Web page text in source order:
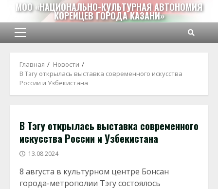
Перейти
содержимому
МОО «НАЦИОНАЛЬНО-КУЛЬТУРНАЯ АВТОНОМИЯ
КОРЕЙЦЕВ ГОРОДА КАЗАНИ»
Основное
Главная
Новости
В Тэгу открылась выставка современного искусства
России и Узбекистана
В Тэгу открылась выставка современного
искусства России и Узбекистана
13.08.2024
8 августа в культурном центре Бонсан
города-метрополии Тэгу состоялось